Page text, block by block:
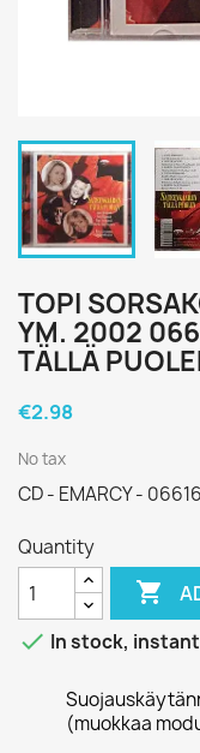
TOPI
YM. 2002
TÄLLÄ
€2.98
No tax
CD - EMARCY -
Quantity

 In stock,
(muokkaa